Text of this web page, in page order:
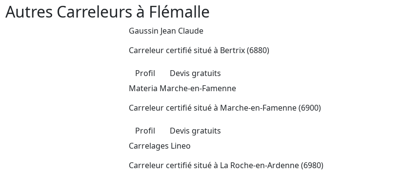
Autres Carreleurs à Flémalle
Gaussin Jean Claude
Carreleur certifié situé à Bertrix (6880)
Profil
Devis gratuits
Materia Marche-en-Famenne
Carreleur certifié situé à Marche-en-Famenne (6900)
Profil
Devis gratuits
Carrelages Lineo
Carreleur certifié situé à La Roche-en-Ardenne (6980)